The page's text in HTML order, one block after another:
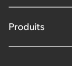
Produits